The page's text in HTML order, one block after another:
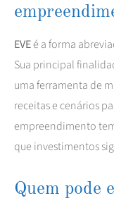
EVEé a forma
Sua principal
uma ferramenta de
receitas e cenários
empreendimento
que investimentos
Quem pode